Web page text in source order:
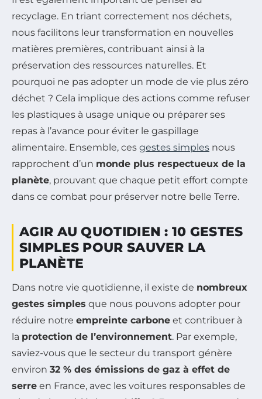
recyclage. En triant correctement nos déchets,
nous facilitons leur transformation en nouvelles
matières premières, contribuant ainsi à la
préservation des ressources naturelles. Et
pourquoi ne pas adopter un mode de vie plus zéro
déchet ? Cela implique des actions comme refuser
les plastiques à usage unique ou préparer ses
repas à l’avance pour éviter le gaspillage
alimentaire. Ensemble, ces gestes simples nous
rapprochent d’un monde plus respectueux de la
planète, prouvant que chaque petit effort compte
dans ce combat pour préserver notre belle Terre.
AGIR AU QUOTIDIEN : 10 GESTES
SIMPLES POUR SAUVER LA
PLANÈTE
Dans notre vie quotidienne, il existe de nombreux
gestes simples que nous pouvons adopter pour
réduire notre empreinte carbone et contribuer à
la protection de l’environnement. Par exemple,
saviez-vous que le secteur du transport génère
environ 32 % des émissions de gaz à effet de
serre en France, avec les voitures responsables de